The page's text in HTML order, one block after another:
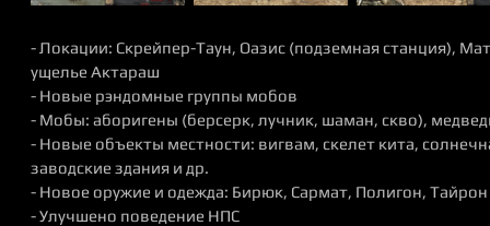
- Локации: Скрейпер-Таун, Оазис (подземная станция),
ущелье Актараш
- Новые рэндомные группы мобов
- Мобы: аборигены (берсерк, лучник, шаман, скво),
- Новые объекты местности: вигвам, скелет кита,
заводские здания и др.
- Новое оружие и одежда: Бирюк, Сармат, Полигон, Тайрон
- Улучшено поведение НПС